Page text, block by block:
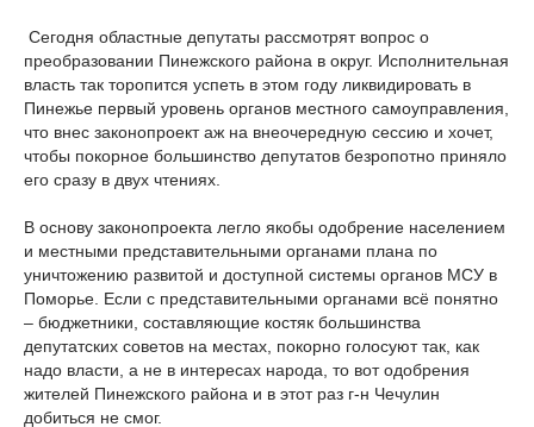
Сегодня областные депутаты рассмотрят вопрос о
преобразовании Пинежского района в округ. Исполнительная
власть так торопится успеть в этом году ликвидировать в
Пинежье первый уровень органов местного самоуправления,
что внес законопроект аж на внеочередную сессию и хочет,
чтобы покорное большинство депутатов безропотно приняло
его сразу в двух чтениях.
В основу законопроекта легло якобы одобрение населением
и местными представительными органами плана по
уничтожению развитой и доступной системы органов МСУ в
Поморье. Если с представительными органами всё понятно
– бюджетники, составляющие костяк большинства
депутатских советов на местах, покорно голосуют так, как
надо власти, а не в интересах народа, то вот одобрения
жителей Пинежского района и в этот раз г-н Чечулин
добиться не смог.